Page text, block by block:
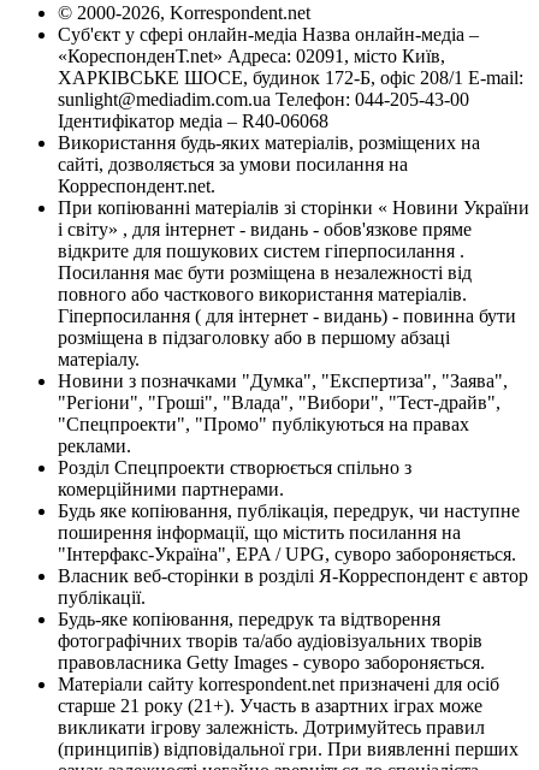
© 2000-2026, Korrespondent.net
Суб'єкт у сфері онлайн-медіа Назва онлайн-медіа –
«КореспонденТ.net» Адреса: 02091, місто Київ,
ХАРКІВСЬКЕ ШОСЕ, будинок 172-Б, офіс 208/1 E-mail:
sunlight@mediadim.com.ua Телефон: 044-205-43-00
Ідентифікатор медіа – R40-06068
Використання будь-яких матеріалів, розміщених на
сайті, дозволяється за умови посилання на
Корреспондент.net.
При копіюванні матеріалів зі сторінки « Новини України
і світу» , для інтернет - видань - обов'язкове пряме
відкрите для пошукових систем гіперпосилання .
Посилання має бути розміщена в незалежності від
повного або часткового використання матеріалів.
Гіперпосилання ( для інтернет - видань) - повинна бути
розміщена в підзаголовку або в першому абзаці
матеріалу.
Новини з позначками "Думка", "Експертиза", "Заява",
"Регіони", "Гроші", "Влада", "Вибори", "Тест-драйв",
"Спецпроекти", "Промо" публікуються на правах
реклами.
Розділ Спецпроекти створюється спільно з
комерційними партнерами.
Будь яке копіювання, публікація, передрук, чи наступне
поширення інформації, що містить посилання на
"Інтерфакс-Україна", EPA / UPG, суворо забороняється.
Власник веб-сторінки в розділі Я-Корреспондент є автор
публікації.
Будь-яке копіювання, передрук та відтворення
фотографічних творів та/або аудіовізуальних творів
правовласника Getty Images - суворо забороняється.
Матеріали сайту korrespondent.net призначені для осіб
старше 21 року (21+). Участь в азартних іграх може
викликати ігрову залежність. Дотримуйтесь правил
(принципів) відповідальної гри. При виявленні перших